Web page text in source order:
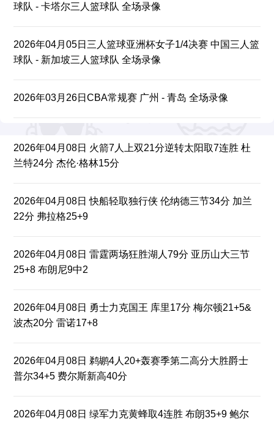
球队 - 卡塔尔三人篮球队 全场录像
2026年04月05日三人篮球亚洲杯女子1/4决赛 中国三人篮
球队 - 新加坡三人篮球队 全场录像
2026年03月26日CBA常规赛 广州 - 青岛 全场录像
2026年04月08日 火箭7人上双21分逆转太阳取7连胜 杜
兰特24分 杰伦·格林15分
2026年04月08日 快船轻取独行侠 伦纳德三节34分 加兰
22分 弗拉格25+9
2026年04月08日 雷霆两场狂胜湖人79分 亚历山大三节
25+8 布朗尼9中2
2026年04月08日 勇士力克国王 库里17分 梅尔顿21+5&
波杰20分 雷诺17+8
2026年04月08日 鹈鹕4人20+轰赛季第二高分大胜爵士
普尔34+5 费尔斯新高40分
2026年04月08日 绿军力克黄蜂取4连胜 布朗35+9 鲍尔